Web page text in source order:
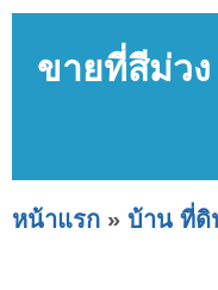
ขายที่สีม่วง
หน้าแรก » บ้าน ที่ดิ